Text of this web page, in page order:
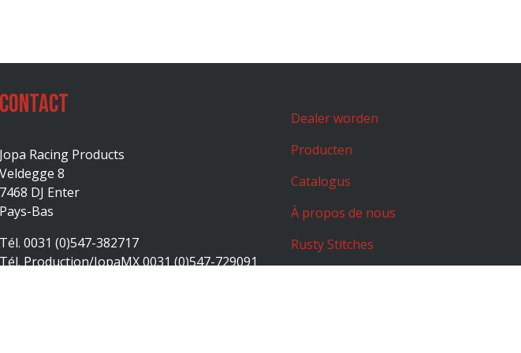
Contact
Jopa Racing Products
Veldegge 8
7468 DJ Enter
Pays-Bas
Tél. 0031 (0)547-382717
Tél. Production/JopaMX 0031 (0)547-729091
Dealer worden
Producten
Catalogus
À propos de nous
Rusty Stitches